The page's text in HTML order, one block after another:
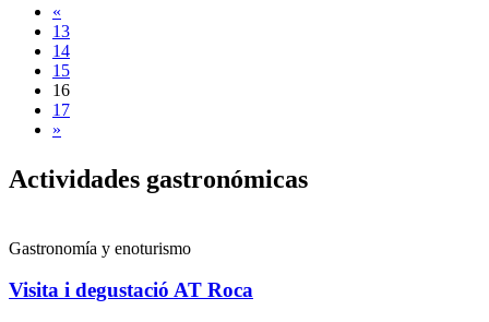
«
13
14
15
16
17
»
Actividades gastronómicas
Gastronomía y enoturismo
Visita i degustació AT Roca